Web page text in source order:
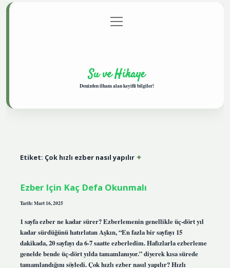
Gizlilik Politikası
menüyü
aç
Su ve Hikaye
Denizden ilham alan keyifli bilgiler!
Etiket: Çok hızlı ezber nasıl yapılır
Ezber Için Kaç Defa Okunmalı
Tarih: Mart 16, 2025
1 sayfa ezber ne kadar sürer? Ezberlemenin genellikle üç-dört yıl
kadar sürdüğünü hatırlatan Aşkın, “En fazla bir sayfayı 15
dakikada, 20 sayfayı da 6-7 saatte ezberledim. Hafızlarla ezberleme
genelde bende üç-dört yılda tamamlanıyor.” diyerek kısa sürede
tamamlandığını söyledi. Çok hızlı ezber nasıl yapılır? Hızlı